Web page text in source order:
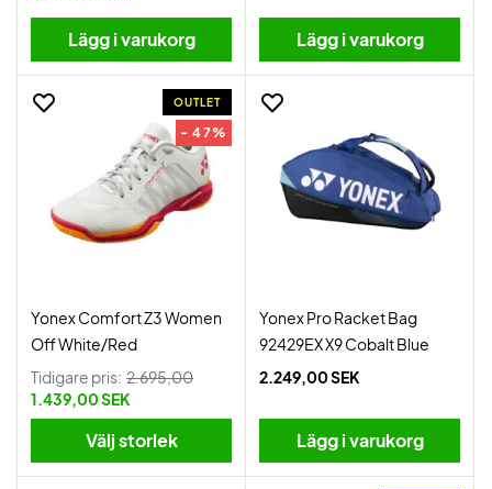
Lägg i varukorg Lägg i varukorg
OUTLET
- 47%
Yonex Comfort Z3 Women
Off White/Red
Tidigare pris: 2.695,00
1.439,00 SEK
Välj storlek
Yonex Pro Racket Bag
92429EX X9 Cobalt Blue
2.249,00 SEK
Lägg i varukorg